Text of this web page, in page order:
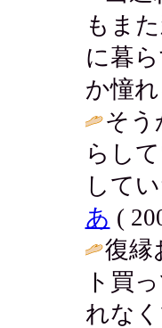
もま
に暮
か憧
そう
らし
して
あ (
復縁
ト買
れな